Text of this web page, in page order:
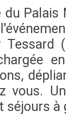
du Palais
Tessard
vous.
séjours à